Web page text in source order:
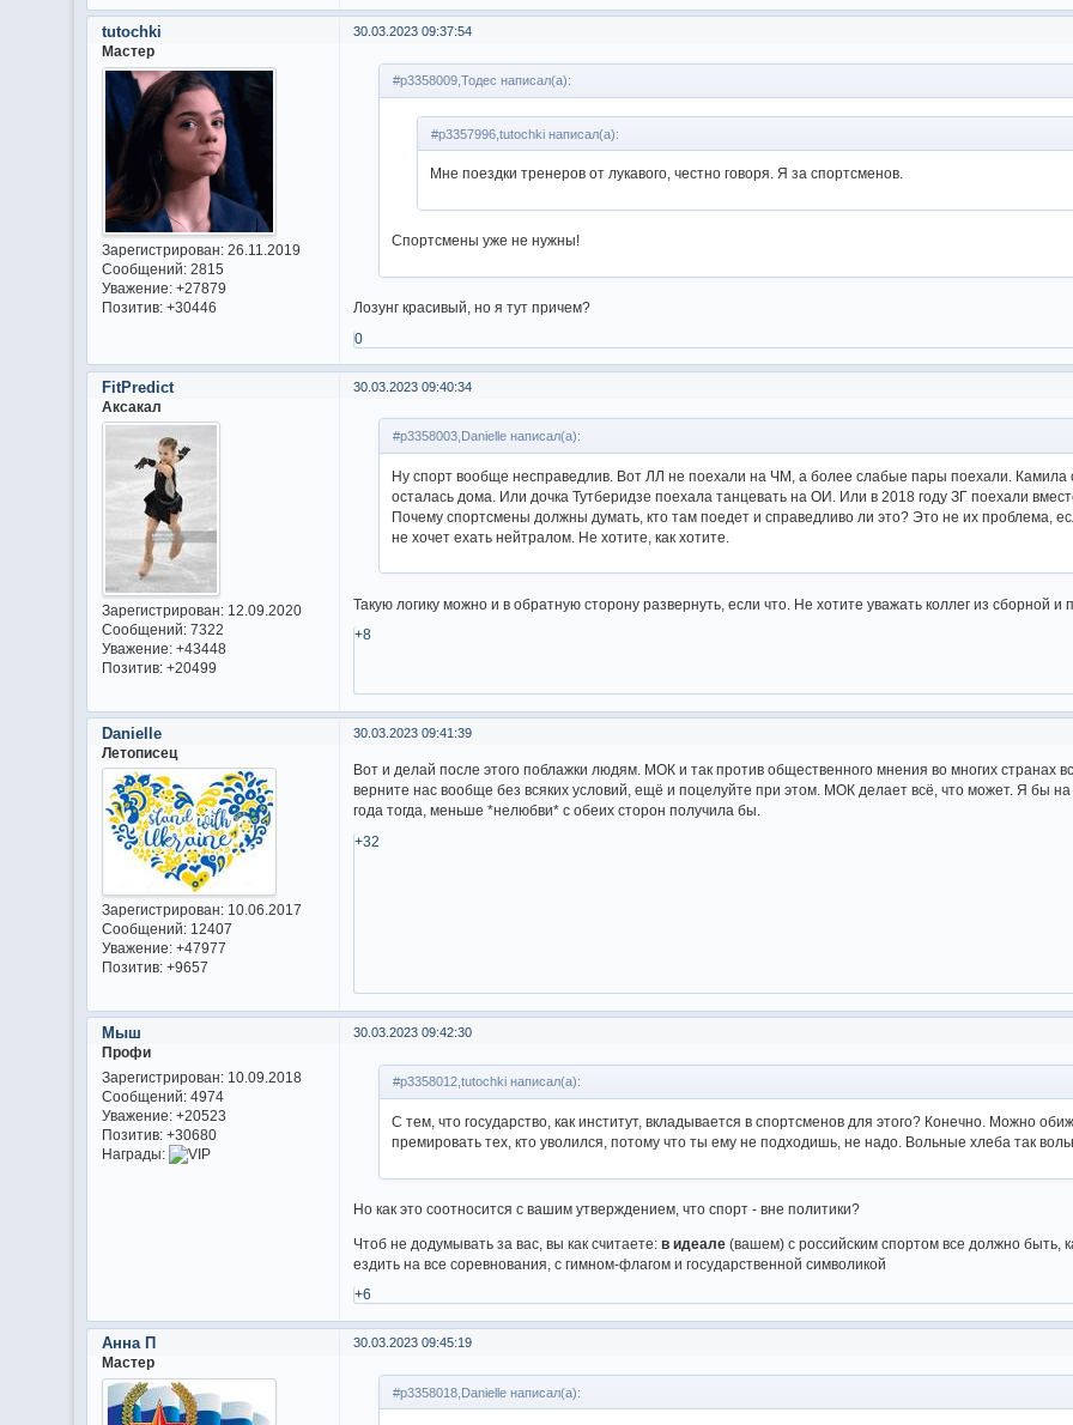
30.03.2023 09:37:54
tutochki
Мастер
Зарегистрирован: 26.11.2019
Сообщений:2815
Уважение: +27879
Позитив: +30446
#p3358009,Тодес написал(а):
#p3357996,tutochki написал(а):
Мне поездки тренеров от лукавого, честно говоря. Я за спортсменов.
Спортсмены уже не нужны!
Лозунг красивый, но я тут причем?
0
30.03.2023 09:40:34
FitPredict
Аксакал
Зарегистрирован: 12.09.2020
Сообщений:7322
Уважение: +43448
Позитив: +20499
#p3358003,Danielle написал(а):
Ну спорт вообще несправедлив. Вот ЛЛ не поехали на ЧМ, а более слабые пары поехали.
осталась дома. Или дочка Тутберидзе поехала танцевать на ОИ. Или в 2018 году ЗГ поехали
Почему спортсмены должны думать, кто там поедет и справедливо ли это? Это не их проблема,
не хочет ехать нейтралом. Не хотите, как хотите.
Такую логику можно и в обратную сторону развернуть, если что. Не хотите уважать коллег из сборной
+8
30.03.2023 09:41:39
Danielle
Летописец
Зарегистрирован: 10.06.2017
Сообщений:12407
Уважение: +47977
Позитив: +9657
Вот и делай после этого поблажки людям. МОК и так против общественного мнения во многих странах
верните нас вообще без всяких условий, ещё и поцелуйте при этом. МОК делает всё, что может. Я бы
года тогда, меньше *нелюбви* с обеих сторон получила бы.
+32
30.03.2023 09:42:30
Мыш
Профи
Зарегистрирован: 10.09.2018
Сообщений:4974
Уважение: +20523
Позитив: +30680
Награды:
#p3358012,tutochki написал(а):
С тем, что государство, как институт, вкладывается в спортсменов для этого? Конечно. Можно
премировать тех, кто уволился, потому что ты ему не подходишь, не надо. Вольные хлеба так
Но как это соотносится с вашим утверждением, что спорт - вне политики?
Чтоб не додумывать за вас, вы как считаете:в идеале (вашем) с российским спортом все должно быть,
ездить на все соревнования, с гимном-флагом и государственной символикой
+6
30.03.2023 09:45:19
Анна П
Мастер
#p3358018,Danielle написал(а):